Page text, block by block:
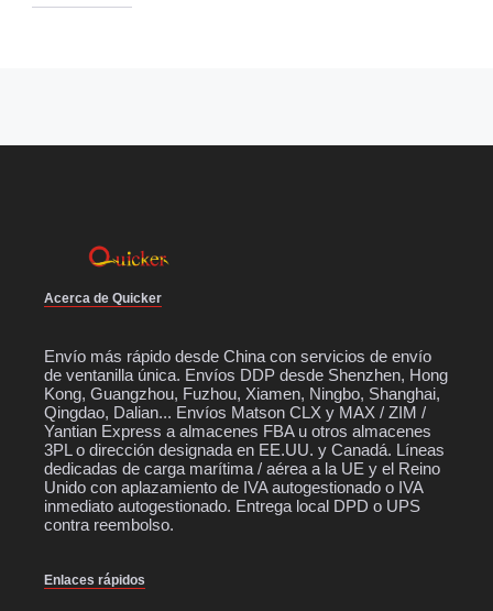
Acerca de Quicker
Envío más rápido desde China con servicios de envío
de ventanilla única. Envíos DDP desde Shenzhen, Hong
Kong, Guangzhou, Fuzhou, Xiamen, Ningbo, Shanghai,
Qingdao, Dalian... Envíos Matson CLX y MAX / ZIM /
Yantian Express a almacenes FBA u otros almacenes
3PL o dirección designada en EE.UU. y Canadá. Líneas
dedicadas de carga marítima / aérea a la UE y el Reino
Unido con aplazamiento de IVA autogestionado o IVA
inmediato autogestionado. Entrega local DPD o UPS
contra reembolso.
Enlaces rápidos